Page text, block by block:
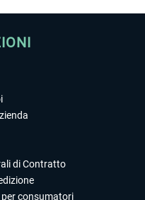
di Contratto
consumatori